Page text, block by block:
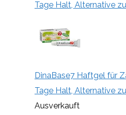
Tage Halt, Alternative
DinaBase7 Haftgel für
Tage Halt, Alternative
Ausverkauft